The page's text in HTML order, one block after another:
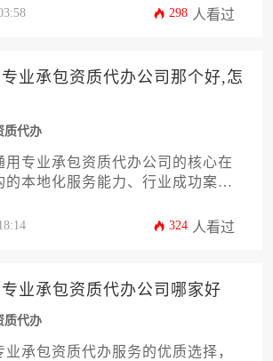
定制化方案显著提升审批通过率。
298 人看过
业承包资质代办公司那个好,怎
质代办
用专业承包资质代办公司的核心在
的本地化服务能力、行业成功案例
专业深度。建议通过比对公司历史
324 人看过
业承包资质代办公司哪家好
质代办
承包资质代办服务的优质选择，